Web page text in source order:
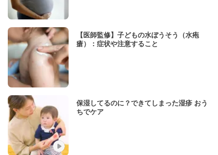
【医師監修】子どもの水ぼうそう（水疱
瘡）：症状や注意すること
保湿してるのに？できてしまった湿疹 おう
ちでケア